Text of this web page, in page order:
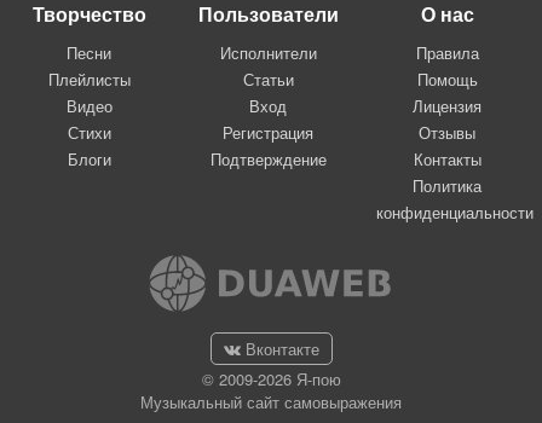
Творчество
Песни
Плейлисты
Видео
Стихи
Блоги
Пользователи
Исполнители
Статьи
Вход
Регистрация
Подтверждение
О нас
Правила
Помощь
Лицензия
Отзывы
Контакты
Политика
конфиденциальности
Вконтакте
© 2009-2026 Я-пою
Музыкальный сайт самовыражения